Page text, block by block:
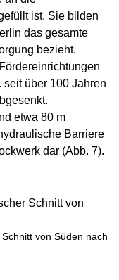
ist. Sie bilden
das gesamte
bezieht.
seit über 100 Jahren
etwa 80 m
Barriere
dar (Abb. 7).
von Süden nach